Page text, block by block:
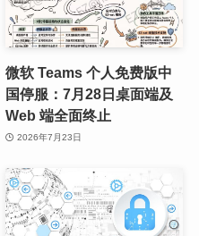
微软 Teams 个人免费版中
国停服：7月28日桌面端及
Web 端全面终止
2026年7月23日